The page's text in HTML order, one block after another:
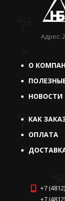
Адрес:
О
НОВОСТИ
КАК
ОПЛАТА
+7 (4812)
+7 (4812)